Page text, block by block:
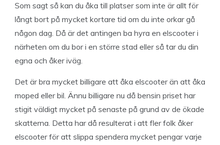
Som sagt så kan du åka till platser som inte är allt för
långt bort på mycket kortare tid om du inte orkar gå
någon dag. Då är det antingen ba hyra en elscooter i
närheten om du bor i en större stad eller så tar du din
egna och åker iväg.
Det är bra mycket billigare att åka elscooter än att åka
moped eller bil. Ännu billigare nu då bensin priset har
stigit väldigt mycket på senaste på grund av de ökade
skatterna. Detta har då resulterat i att fler folk åker
elscooter för att slippa spendera mycket pengar varje